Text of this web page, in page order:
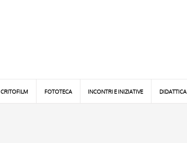
CRITOFILM FOTOTECA INCONTRI E INIZIATIVE DIDATTICA